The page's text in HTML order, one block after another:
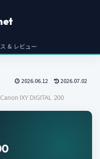
& レビュー
2026.06.12 2026.07.02
Canon IXY DIGITAL 200